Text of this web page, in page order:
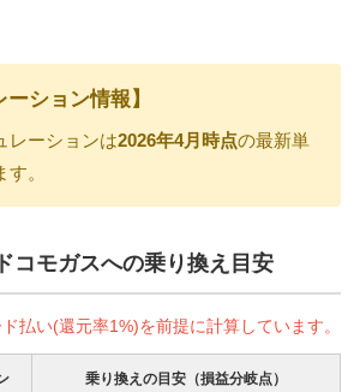
ーション情報】
レーションは2026年4月時点の最新単
。
コモガスへの乗り換え目安
払い(還元率1%)を前提に計算しています。
乗り換えの目安（損益分岐点）